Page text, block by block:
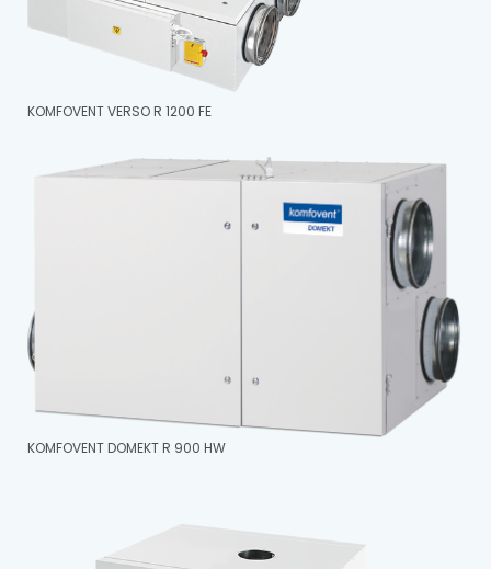
KOMFOVENT VERSO R 1200 FE
KOMFOVENT DOMEKT R 900 HW